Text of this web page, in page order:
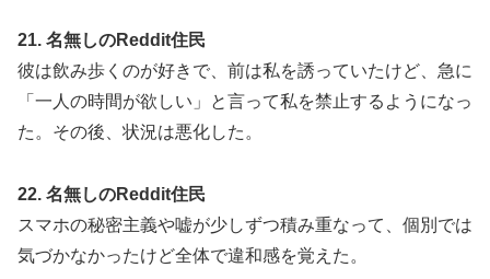
21. 名無しのReddit住民
彼は飲み歩くのが好きで、前は私を誘っていたけど、急に
「一人の時間が欲しい」と言って私を禁止するようになっ
た。その後、状況は悪化した。
22. 名無しのReddit住民
スマホの秘密主義や嘘が少しずつ積み重なって、個別では
気づかなかったけど全体で違和感を覚えた。